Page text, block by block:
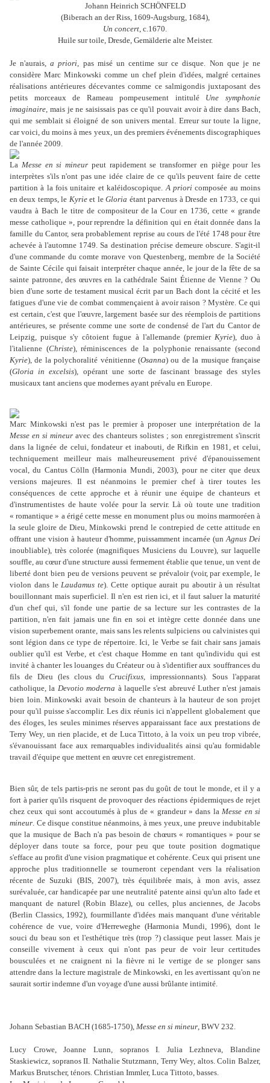
Johann Heinrich SCHÖNFELD
(Biberach an der Riss, 1609-Augsburg, 1684),
Un concert, c.1670.
Huile sur toile, Dresde, Gemälderie alte Meister.
Je n'aurais,a priori, pas misé un centime sur ce disque. Non que je ne
considère Marc Minkowski comme un chef plein d'idées, malgré certaines
réalisations antérieures décevantes comme ce salmigondis juxtaposant des
petits morceaux de Rameau pompeusement intitulé Une symphonie
imaginaire, mais je ne saisissais pas ce qu'il pouvait avoir à dire dans Bach,
qui me semblait si éloigné de son univers mental. Erreur sur toute la ligne,
car voici, du moins à mes yeux, un des premiers événements discographiques
de l'année 2009.
La Messe en si mineur peut rapidement se transformer en piège pour les
interprètes s'ils n'ont pas une idée claire de ce qu'ils peuvent faire de cette
partition à la fois unitaire et kaléidoscopique.A priori composée au moins
en deux temps, le Kyrieet leGloria étant parvenus à Dresde en 1733, ce qui
vaudra à Bach le titre de compositeur de la Cour en 1736, cette « grande
messe catholique », pour reprendre la définition qui en était donnée dans la
famille du Cantor, sera probablement reprise au cours de l'été 1748 pour être
achevée à l'automne 1749. Sa destination précise demeure obscure. S'agit-il
d'une commande du comte morave von Questenberg, membre de la Société
de Sainte Cécile qui faisait interpréter chaque année, le jour de la fête de sa
sainte patronne, des œuvres en la cathédrale Saint Étienne de Vienne ? Ou
bien d'une sorte de testament musical écrit par un Bach dont la cécité et les
fatigues d'une vie de combat commençaient à avoir raison ? Mystère. Ce qui
est certain, c'est que l'œuvre, largement basée sur des réemplois de partitions
antérieures, se présente comme une sorte de condensé de l'art du Cantor de
Leipzig, puisque s'y côtoient fugue à l'allemande (premier Kyrie), duo à
l'italienne (Christe), réminiscences de la polyphonie renaissante (second
Kyrie), de la polychoralité vénitienne (Osanna) ou de la musique française
(Gloria in excelsis), opérant une sorte de fascinant brassage des styles
musicaux tant anciens que modernes ayant prévalu en Europe.
Marc Minkowski n'est pas le premier à proposer une interprétation de la
Messe en si mineur avec des chanteurs solistes ; son enregistrement s'inscrit
dans la lignée de celui, fondateur et inabouti, de Rifkin en 1981, et celui,
techniquement meilleur mais malheureusement privé d'épanouissement
vocal, du Cantus Cölln (Harmonia Mundi, 2003), pour ne citer que deux
versions majeures. Il est néanmoins le premier chef à tirer toutes les
conséquences de cette approche et à réunir une équipe de chanteurs et
d'instrumentistes de haute volée pour la servir. Là où toute une tradition
« romantique » a érigé cette messe en monument plus ou moins marmoréen à
la seule gloire de Dieu, Minkowski prend le contrepied de cette attitude en
offrant une vision à hauteur d'homme, puissamment incarnée (unAgnus Dei
inoubliable), très colorée (magnifiques Musiciens du Louvre), sur laquelle
souffle, au cœur d'une structure aussi fermement établie que tenue, un vent de
liberté dont bien peu de versions peuvent se prévaloir (voir, par exemple, le
violon dans leLaudamus te). Cette optique aurait pu aboutir à un résultat
bouillonnant mais superficiel. Il n'en est rien ici, et il faut saluer la maturité
d'un chef qui, s'il fonde une partie de sa lecture sur les contrastes de la
partition, n'en fait jamais une fin en soi et intègre cette donnée dans une
vision superbement orante, mais sans les relents sulpiciens ou calvinistes qui
sont légion dans ce type de répertoire. Ici, le Verbe se fait chair sans jamais
oublier qu'il est Verbe, et c'est chaque Homme en tant qu'individu qui est
invité à chanter les louanges du Créateur ou à s'identifier aux souffrances du
fils de Dieu (les clous duCrucifixus, impressionnants). Sous l'apparat
catholique, la Devotio moderna à laquelle s'est abreuvé Luther n'est jamais
bien loin. Minkowski avait besoin de chanteurs à la hauteur de son projet
pour qu'il puisse s'accomplir. Les dix réunis ici n'appellent globalement que
des éloges, les seules minimes réserves apparaissant face aux prestations de
Terry Wey, un rien placide, et de Luca Tittoto, à la voix un peu trop vibrée,
s'évanouissant face aux remarquables individualités ainsi qu'au formidable
travail d'équipe que mettent en œuvre cet enregistrement.
Bien sûr, de tels partis-pris ne seront pas du goût de tout le monde, et il y a
fort à parier qu'ils risquent de provoquer des réactions épidermiques de rejet
chez ceux qui sont accoutumés à plus de « grandeur » dans laMesse en si
mineur. Ce disque constitue néanmoins, à mes yeux, une preuve indubitable
que la musique de Bach n'a pas besoin de chœurs « romantiques » pour se
déployer dans toute sa force, pour peu que toute position dogmatique
s'efface au profit d'une vision pragmatique et cohérente. Ceux qui prisent une
approche plus traditionnelle se tourneront cependant vers la réalisation
récente de Suzuki (BIS, 2007), très équilibrée mais, à mon avis, assez
surévaluée, car handicapée par une neutralité patente ainsi qu'un alto fade et
manquant de naturel (Robin Blaze), ou celles, plus anciennes, de Jacobs
(Berlin Classics, 1992), fourmillante d'idées mais manquant d'une véritable
cohérence de vue, voire d'Herreweghe (Harmonia Mundi, 1996), dont le
souci du beau son et l'esthétique très (trop ?) classique peut lasser. Mais je
conseille vivement à ceux qui n'ont pas peur de voir leur certitudes
bousculées et ne craignent ni la fièvre ni le vertige de se plonger sans
attendre dans la lecture magistrale de Minkowski, en les avertissant qu'on ne
saurait sortir indemne d'un voyage d'une aussi brûlante intimité.
Johann Sebastian BACH (1685-1750), Messe en si mineur, BWV 232.
Lucy Crowe, Joanne Lunn, sopranos I. Julia Lezhneva, Blandine
Staskiewicz, sopranos II. Nathalie Stutzmann, Terry Wey, altos. Colin Balzer,
Markus Brutscher, ténors. Christian Immler, Luca Tittoto, basses.